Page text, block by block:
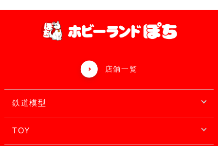
店舗一覧
鉄道模型
TOY